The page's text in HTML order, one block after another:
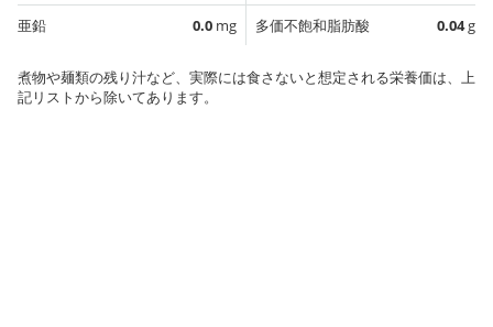
亜鉛
0.0 mg
多価不飽和脂肪酸
0.04g
煮物や麺類の残り汁など、実際には食さないと想定される栄養価は、上
記リストから除いてあります。